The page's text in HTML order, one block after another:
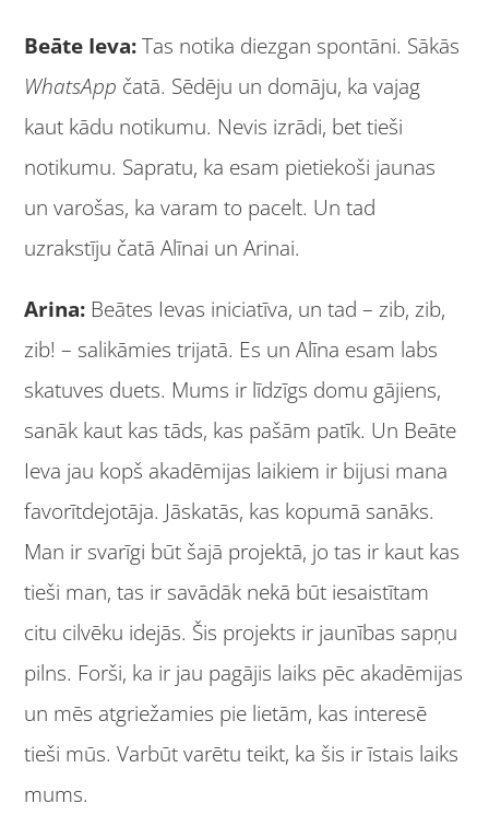
Beāte Ieva:Tas notika diezgan spontāni. Sākās
WhatsApp čatā. Sēdēju un domāju, ka vajag
kaut kādu notikumu. Nevis izrādi, bet tieši
notikumu. Sapratu, ka esam pietiekoši jaunas
un varošas, ka varam to pacelt. Un tad
uzrakstīju čatā Alīnai un Arinai.
Arina: Beātes Ievas iniciatīva, un tad – zib, zib,
zib! – salikāmies trijatā. Es un Alīna esam labs
skatuves duets. Mums ir līdzīgs domu gājiens,
sanāk kaut kas tāds, kas pašām patīk. Un Beāte
Ieva jau kopš akadēmijas laikiem ir bijusi mana
favorītdejotāja. Jāskatās, kas kopumā sanāks.
Man ir svarīgi būt šajā projektā, jo tas ir kaut kas
tieši man, tas ir savādāk nekā būt iesaistītam
citu cilvēku idejās. Šis projekts ir jaunības sapņu
pilns. Forši, ka ir jau pagājis laiks pēc akadēmijas
un mēs atgriežamies pie lietām, kas interesē
tieši mūs. Varbūt varētu teikt, ka šis ir īstais laiks
mums.